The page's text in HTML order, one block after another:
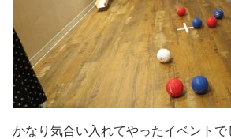
かなり気合い入れてやったイベント